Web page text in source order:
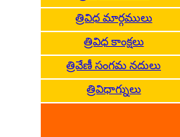
త్రివిధ మార్గములు
త్రివిధ కాంక్షలు
త్రివేణీ సంగమ నదులు
త్రివిధాగ్నులు